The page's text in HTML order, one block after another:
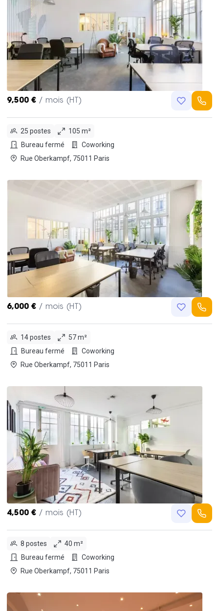
9,500 € / mois (HT)
25 postes
105 m²
Bureau fermé
Coworking
Rue Oberkampf, 75011 Paris
6,000 € / mois (HT)
14 postes
57 m²
Bureau fermé
Coworking
Rue Oberkampf, 75011 Paris
4,500 € / mois (HT)
8 postes
40 m²
Bureau fermé
Coworking
Rue Oberkampf, 75011 Paris